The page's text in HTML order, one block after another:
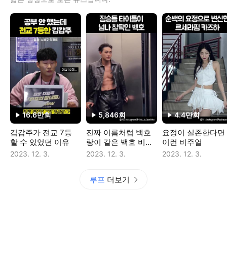
16.6만회
깁갑주가 전교 7등
할 수 있었던 이유
2023. 12. 3.
5,846회
진짜 이름처럼 백호
랑이 같은 백호 비주
얼
2023. 12. 3.
4.4만회
요정이 실존한다면
이런 비주얼
2023. 12. 3.
루프 더보기